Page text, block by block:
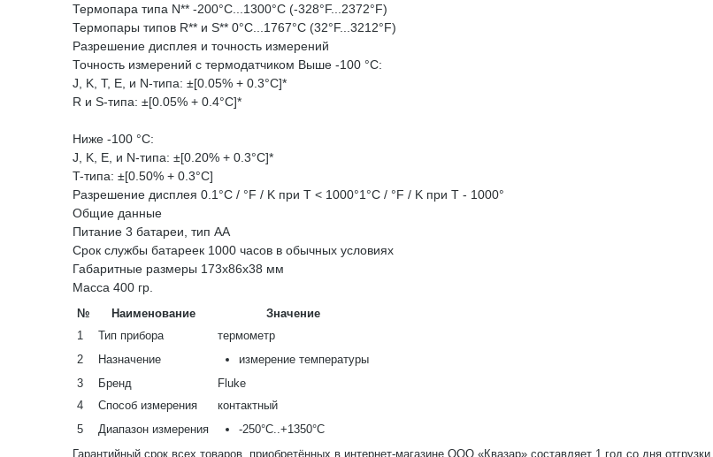
Термопара типа N** -200°С...1300°С (-328°F...2372°F)
Термопары типов R** и S** 0°С...1767°С (32°F...3212°F)
Разрешение дисплея и точность измерений
Точность измерений с термодатчиком Выше -100 °C:
J, K, T, E, и N-типа: ±[0.05% + 0.3°C]*
R и S-типа: ±[0.05% + 0.4°C]*
Ниже -100 °C:
J, K, E, и N-типа: ±[0.20% + 0.3°C]*
T-типа: ±[0.50% + 0.3°C]
Разрешение дисплея 0.1°C / °F / K при Т < 1000°1°C / °F / K при Т - 1000°
Общие данные
Питание 3 батареи, тип АА
Срок службы батареек 1000 часов в обычных условиях
Габаритные размеры 173х86х38 мм
Масса 400 гр.
№ Наименование
Значение
1
Тип прибора
термометр
2
Назначение
измерение температуры
3
Бренд
Fluke
4
Способ измерения
контактный
5
Диапазон измерения
-250°С..+1350°С
Гарантийный срок всех товаров, приобретённых в интернет-магазине ООО «Квазар» составляет 1 год со дня